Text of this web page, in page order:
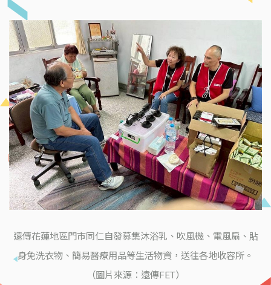
遠傳花蓮地區門市同仁自發募集沐浴乳、吹風機、電風扇、貼
身免洗衣物、簡易醫療用品等生活物資，送往各地收容所。
（圖片來源：遠傳FET）